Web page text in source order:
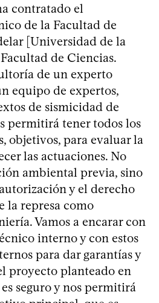
contratado el
de la Facultad de
[Universidad de la
de Ciencias.
de un experto
equipo de expertos,
de sismicidad de
permitirá tener todos los
objetivos, para evaluar la
las actuaciones. No
ambiental previa, sino
y el derecho
la represa como
Vamos a encarar con
interno y con estos
para dar garantías y
proyecto planteado en
seguro y nos permitirá